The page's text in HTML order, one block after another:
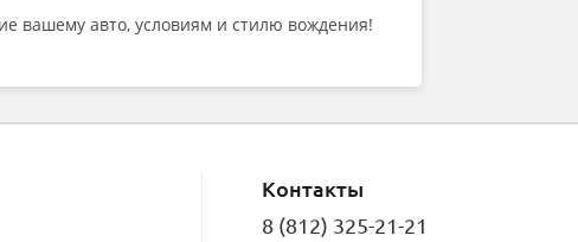
вашему авто, условиям и стилю вождения!
Контакты
8 (812) 325-21-21